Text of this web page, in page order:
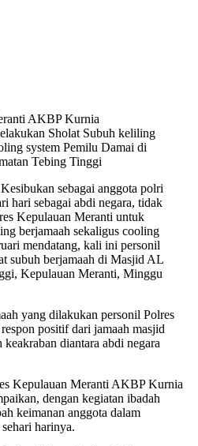
AKBP Kurnia
Sholat Subuh keliling
system Pemilu Damai di
Tebing Tinggi
sebagai anggota polri
hari sebagai abdi negara, tidak
Kepulauan Meranti untuk
berjamaah sekaligus cooling
mendatang, kali ini personil
subuh berjamaah di Masjid AL
Kepulauan Meranti, Minggu
yang dilakukan personil Polres
positif dari jamaah masjid
keakraban diantara abdi negara
Kepulauan Meranti AKBP Kurnia
dengan kegiatan ibadah
keimanan anggota dalam
harinya.